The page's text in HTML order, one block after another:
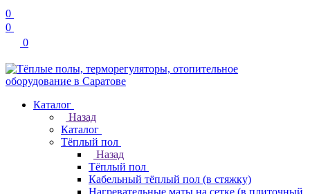
0
0
0
Каталог
Назад
Каталог
Тёплый пол
Назад
Тёплый пол
Кабельный тёплый пол (в стяжку)
Нагревательные маты на сетке (в плиточный